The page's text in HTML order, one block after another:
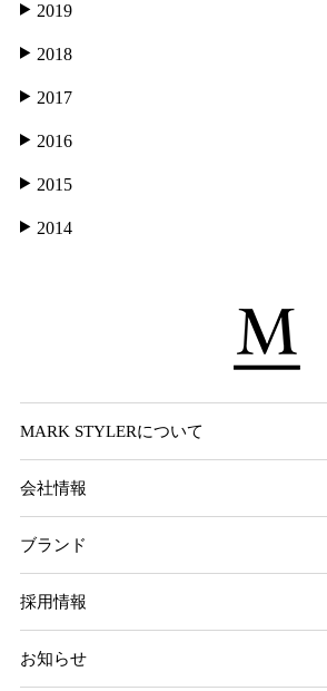
2019
2018
2017
2016
2015
2014
MARK STYLERについて
会社情報
ブランド
採用情報
お知らせ